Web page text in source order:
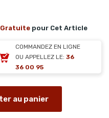
Gratuite pour Cet Article
COMMANDEZ EN LIGNE
OU APPELLEZ LE: 36
36 00 95
au panier